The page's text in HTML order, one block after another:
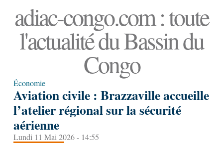
adiac-congo.com : toute
l'actualité du Bassin du
Congo
Économie
Aviation civile : Brazzaville accueille
l’atelier régional sur la sécurité
aérienne
Lundi 11 Mai 2026 - 14:55